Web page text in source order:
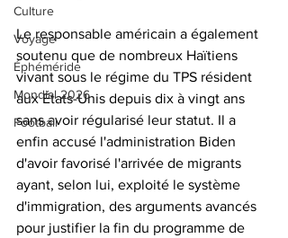
Culture
Voyage
Éphéméride
Mondial 2026
Football
Le responsable américain a également
soutenu que de nombreux Haïtiens
vivant sous le régime du TPS résident
aux États-Unis depuis dix à vingt ans
sans avoir régularisé leur statut. Il a
enfin accusé l'administration Biden
d'avoir favorisé l'arrivée de migrants
ayant, selon lui, exploité le système
d'immigration, des arguments avancés
pour justifier la fin du programme de